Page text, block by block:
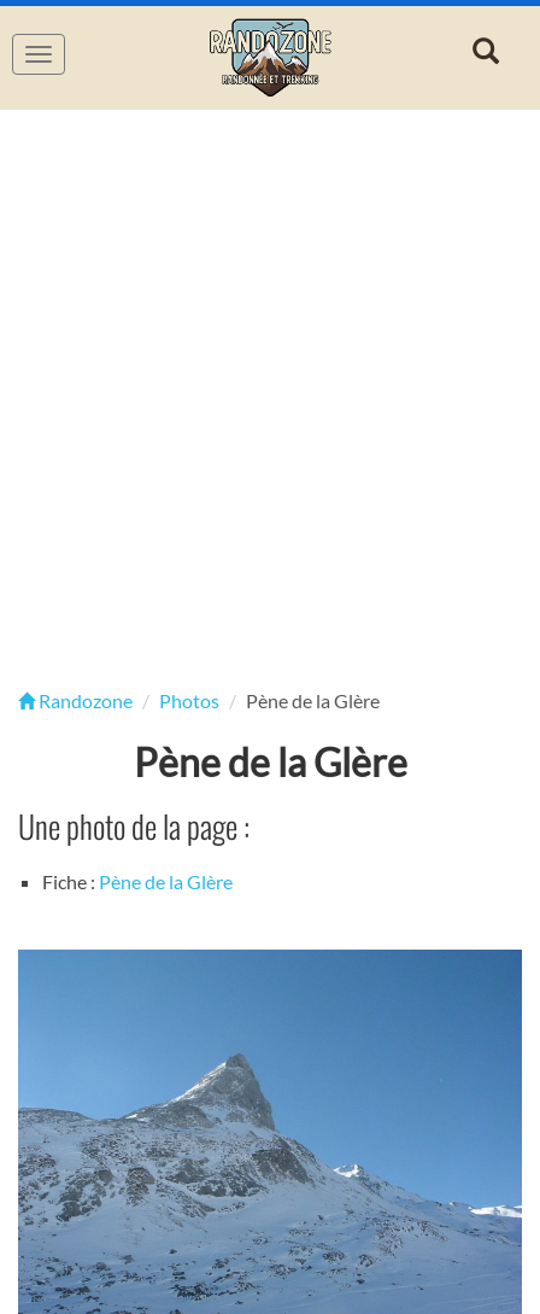
Navigation
Randozone Photos Pène de la Glère
Pène de la Glère
Une photo de la page :
Fiche : Pène de la Glère